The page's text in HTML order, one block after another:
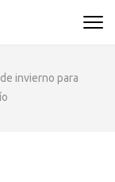
la cara B de los
arquitectura o sus
invierno para